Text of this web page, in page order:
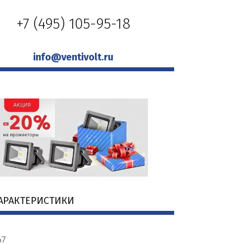
+7 (495) 105-95-18
info@ventivolt.ru